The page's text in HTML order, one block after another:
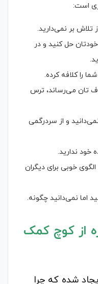
است:
بر نمی‌دارید.
حل کنید و در
را کلافه کرده.
تان می‌رساند، ترس
و از سردرگمی
خود ندارید.
خوبی برای دیگران
اما نمی‌دانید چگونه.
از کوچ کمک
شده که چرا